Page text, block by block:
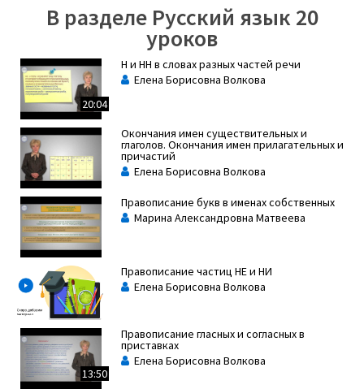
В разделе Русский язык 20
уроков
20:04
Н и НН в словах разных частей речи
Елена Борисовна Волкова
Окончания имен существительных и
глаголов. Окончания имен прилагательных и
причастий
Елена Борисовна Волкова
Правописание букв в именах собственных
Марина Александровна Матвеева
Правописание частиц НЕ и НИ
Елена Борисовна Волкова
13:50
Правописание гласных и согласных в
приставках
Елена Борисовна Волкова